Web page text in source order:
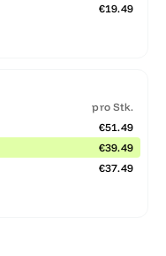
€19.49
pro Stk.
€51.49
€39.49
€37.49